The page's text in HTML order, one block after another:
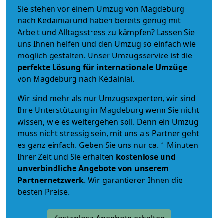
Sie stehen vor einem Umzug von Magdeburg
nach Kėdainiai und haben bereits genug mit
Arbeit und Alltagsstress zu kämpfen? Lassen Sie
uns Ihnen helfen und den Umzug so einfach wie
möglich gestalten. Unser Umzugsservice ist die
perfekte Lösung für internationale Umzüge
von Magdeburg nach Kėdainiai.
Wir sind mehr als nur Umzugsexperten, wir sind
Ihre Unterstützung in Magdeburg wenn Sie nicht
wissen, wie es weitergehen soll. Denn ein Umzug
muss nicht stressig sein, mit uns als Partner geht
es ganz einfach. Geben Sie uns nur ca. 1 Minuten
Ihrer Zeit und Sie erhalten kostenlose und
unverbindlicheAngebote von unserem
Partnernetzwerk. Wir garantieren Ihnen die
besten Preise.